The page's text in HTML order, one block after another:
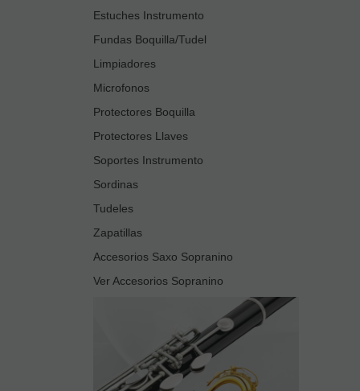
Estuches Instrumento
Fundas Boquilla/Tudel
Limpiadores
Microfonos
Protectores Boquilla
Protectores Llaves
Soportes Instrumento
Sordinas
Tudeles
Zapatillas
Accesorios Saxo Sopranino
Ver Accesorios Sopranino